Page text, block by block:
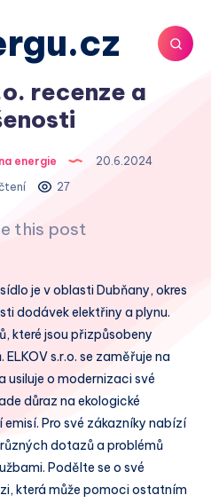
recenze a
energie
20.6.2024
27
this post
je v oblasti Dubňany, okres
dodávek elektřiny a plynu.
které jsou přizpůsobeny
s.r.o. se zaměřuje na
usiluje o modernizaci své
důraz na ekologické
Pro své zákazníky nabízí
dotazů a problémů
Podělte se o své
která může pomoci ostatním